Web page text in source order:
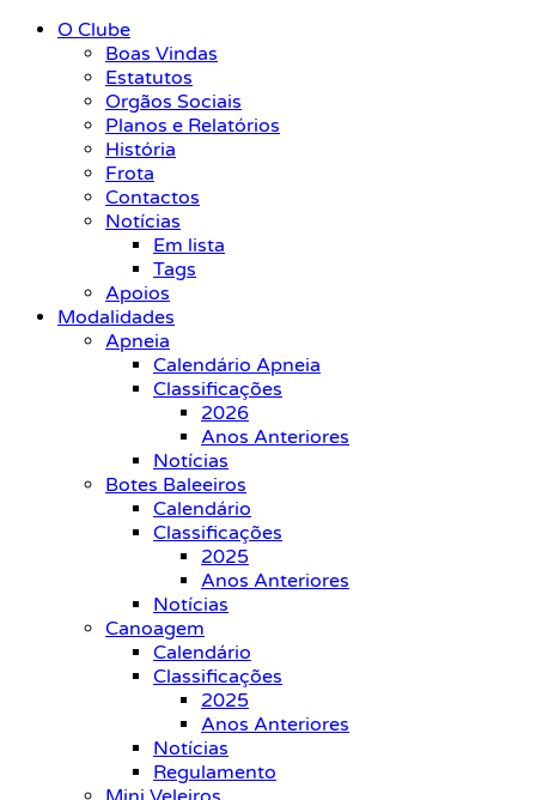
O Clube
Boas Vindas
Estatutos
Orgãos Sociais
Planos e Relatórios
História
Frota
Contactos
Notícias
Em lista
Tags
Apoios
Modalidades
Apneia
Calendário Apneia
Classificações
2026
Anos Anteriores
Notícias
Botes Baleeiros
Calendário
Classificações
2025
Anos Anteriores
Notícias
Canoagem
Calendário
Classificações
2025
Anos Anteriores
Notícias
Regulamento